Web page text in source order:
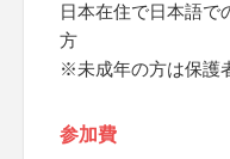
日本在住で日本語で
方
※未成年の方は保護
参加費